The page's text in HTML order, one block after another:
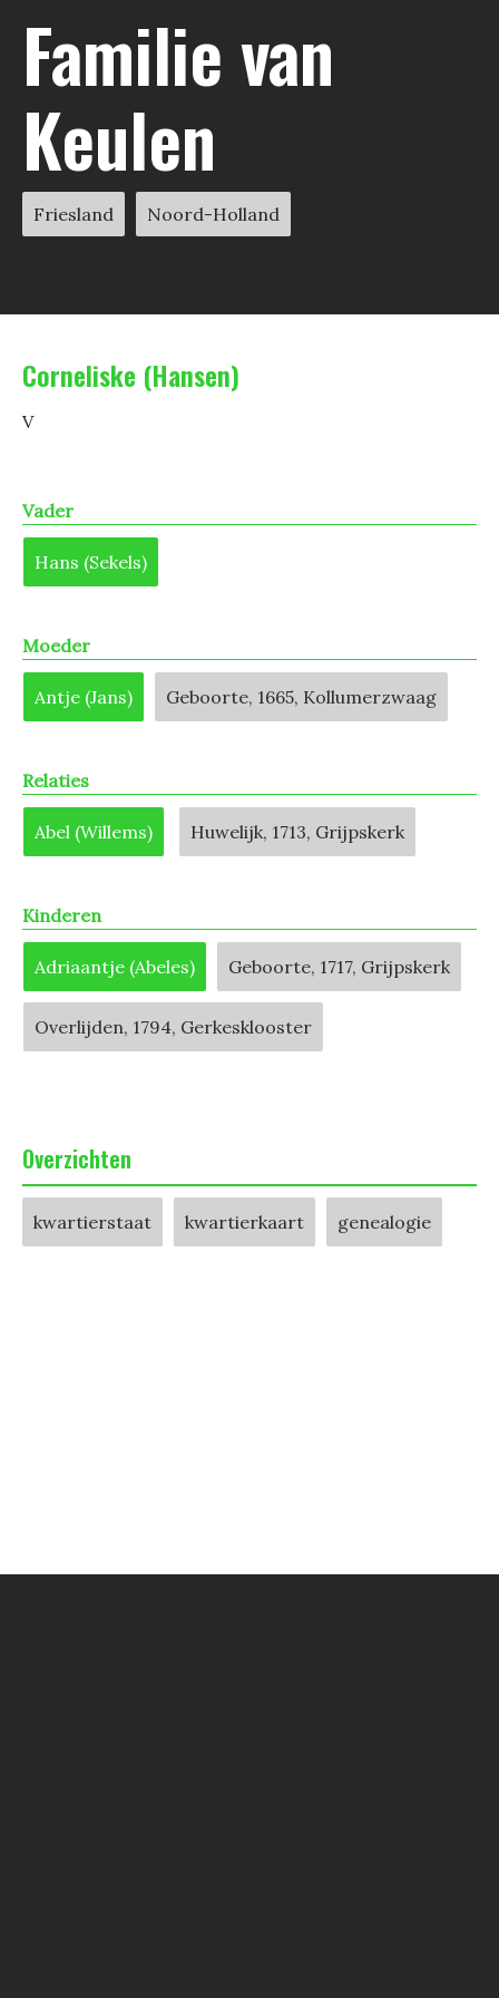
Familie van
Keulen
Friesland Noord-Holland
Corneliske (Hansen)
V
Vader
Hans (Sekels)
Moeder
Antje (Jans) Geboorte, 1665, Kollumerzwaag
Relaties
Abel (Willems) Huwelijk, 1713, Grijpskerk
Kinderen
Adriaantje (Abeles) Geboorte, 1717, Grijpskerk
Overlijden, 1794, Gerkesklooster
Overzichten
kwartierstaat kwartierkaart genealogie